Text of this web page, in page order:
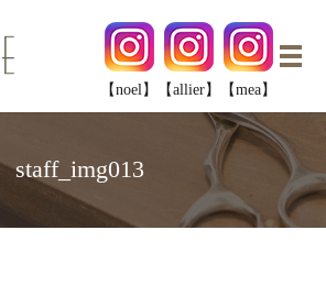
メ
【noel】
【allier】 【mea】
staff_img013